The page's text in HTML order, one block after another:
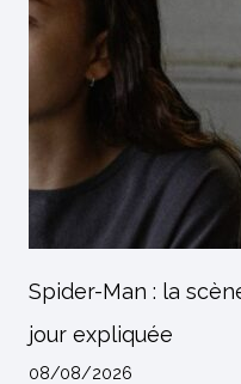
Spider-Man : la
jour expliquée
08/08/2026